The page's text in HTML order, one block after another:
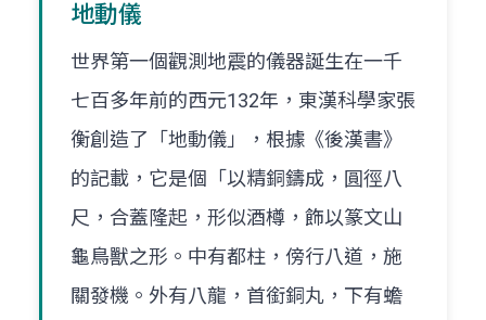
地動儀
世界第一個觀測地震的儀器誕生在一千
七百多年前的西元132年，東漢科學家張
衡創造了「地動儀」，根據《後漢書》
的記載，它是個「以精銅鑄成，圓徑八
尺，合蓋隆起，形似酒樽，飾以篆文山
龜鳥獸之形。中有都柱，傍行八道，施
關發機。外有八龍，首銜銅丸，下有蟾